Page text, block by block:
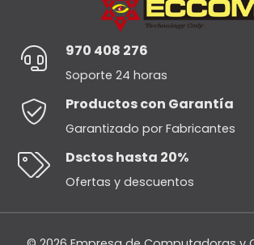
970 408 276
Soporte 24 horas
Productos con Garantía
Garantizado por Fabricantes
Dsctos hasta 20%
Ofertas y descuentos